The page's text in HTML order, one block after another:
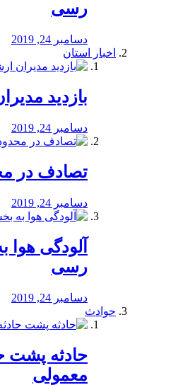
رسی
دسامبر 24, 2019
اخبار استان
بازدید
دسامبر 24, 2019
تصادف در
دسامبر 24, 2019
آلودگی
رسی
دسامبر 24, 2019
حوادث
️حادثه پشت
معمولی